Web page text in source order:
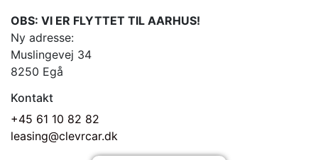
OBS: VI ER FLYTTET TIL AARHUS!
Ny adresse:
Muslingevej 34
8250 Egå
Kontakt
+45 61 10 82 82
leasing@clevrcar.dk